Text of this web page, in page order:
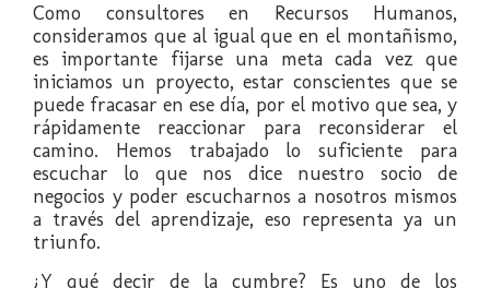
Como consultores en Recursos Humanos,
consideramos que al igual que en el montañismo,
es importante fijarse una meta cada vez que
iniciamos un proyecto, estar conscientes que se
puede fracasar en ese día, por el motivo que sea, y
rápidamente reaccionar para reconsiderar el
camino. Hemos trabajado lo suficiente para
escuchar lo que nos dice nuestro socio de
negocios y poder escucharnos a nosotros mismos
a través del aprendizaje, eso representa ya un
triunfo.
¿Y qué decir de la cumbre? Es uno de los